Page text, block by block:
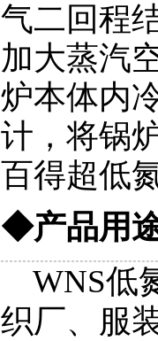
气二回程
加大蒸汽
炉本体内
计，将锅
百得超低
◆产品用
WNS低
织厂、服